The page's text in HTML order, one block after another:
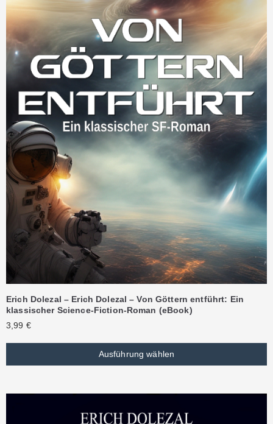
Erich Dolezal – Erich Dolezal – Von Göttern entführt: Ein
klassischer Science-Fiction-Roman (eBook)
3,99 €
Ausführung wählen